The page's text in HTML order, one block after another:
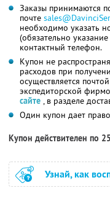
Заказы принимаются
почте
необходимо указать
(обязательно
контактный телефон.
Купон не
расходов при
осуществляется
экспедиторской
сайте , в разделе
Один купон дает
Купон действителен по
Узнай, как